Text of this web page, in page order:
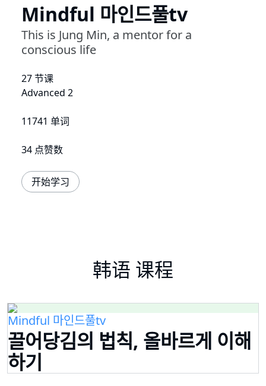
Mindful 마인드풀tv
This is Jung Min, a mentor for a
conscious life
27 节课
Advanced 2
11741 单词
34 点赞数
开始学习
韩语 课程
Mindful 마인드풀tv
끌어당김의 법칙, 올바르게 이해
하기